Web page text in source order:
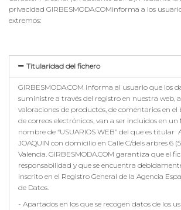
privacidad GIRBESMODA.COMinforma a los
extremos:
Titularidad del fichero
GIRBESMODA.COM informa al usuario que los
suministre a través del registro en nuestra web,
valoraciones de productos, de comentarios en el
de correos electrónicos, van a ser incluidos en un
nombre de “USUARIOS WEB” del que es titular
JOAQUIN con domicilio en Calle C/dels arbres 6
Valencia. GIRBESMODA.COM garantiza que el
responsabilidad y que se encuentra
inscrito en el Registro General de la Agencia
de Datos.
- Apartados en los que se recogen datos de los